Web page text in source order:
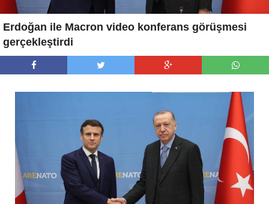
Erdoğan ile Macron video konferans görüşmesi
gerçekleştirdi